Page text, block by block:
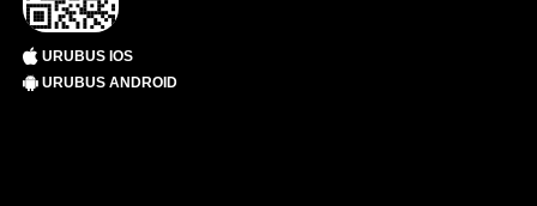
URUBUS IOS
URUBUS ANDROID